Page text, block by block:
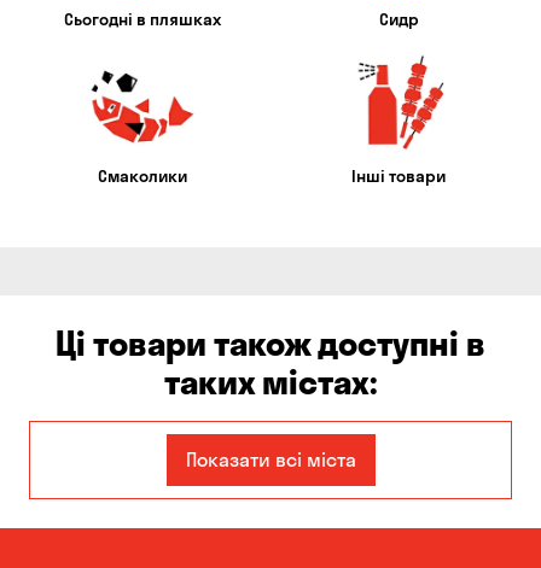
Сьогодні в пляшках Сидр
Смаколики Інші товари
Ці товари також доступні в
таких містах:
Авангард
Вільне Гнідин
Показати всі міста